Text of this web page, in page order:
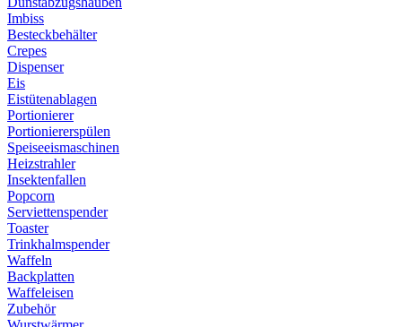
Imbiss
Besteckbehälter
Crepes
Dispenser
Eis
Eistütenablagen
Portionierer
Portioniererspülen
Speiseeismaschinen
Heizstrahler
Insektenfallen
Popcorn
Serviettenspender
Toaster
Trinkhalmspender
Waffeln
Backplatten
Waffeleisen
Zubehör